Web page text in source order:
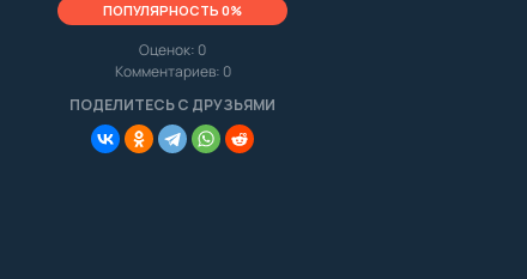
ПОПУЛЯРНОСТЬ 0%
Оценок: 0
Комментариев: 0